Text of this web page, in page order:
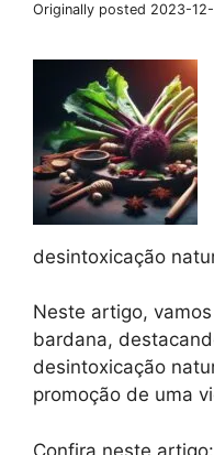
Originally posted 2023-
desintoxicação
Neste artigo,
bardana,
desintoxicação
promoção de uma
Confira neste artigo: